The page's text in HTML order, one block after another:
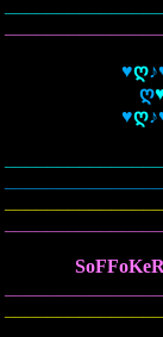
♥ღ♪
ღ
♥ღ♪